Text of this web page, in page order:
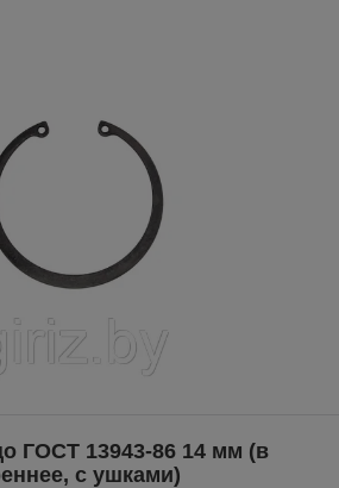
ГОСТ 13943-86 14 мм (в
с ушками)